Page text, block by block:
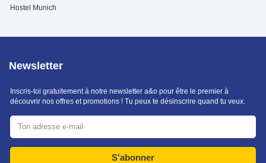
Hostel Munich
Newsletter
Inscris-toi gratuitement à notre newsletter a&o pour être le premier à
découvrir nos offres et promotions ! Tu peux te désinscrire quand tu veux.
S'abonner